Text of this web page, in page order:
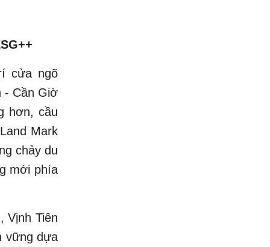
cửa ngõ
- Cần Giờ
hơn, cầu
Mark
chảy du
mới phía
Vịnh Tiên
vững dựa